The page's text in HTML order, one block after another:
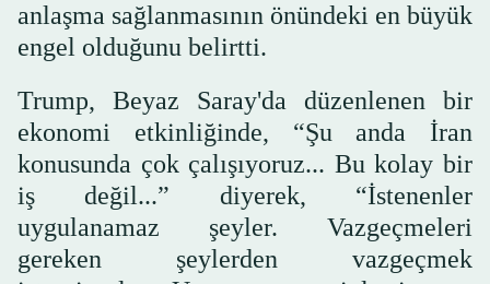
anlaşma sağlanmasının önündeki en büyük
engel olduğunu belirtti.
Trump, Beyaz Saray'da düzenlenen bir
ekonomi etkinliğinde, “Şu anda İran
konusunda çok çalışıyoruz... Bu kolay bir
iş değil...” diyerek, “İstenenler
uygulanamaz şeyler. Vazgeçmeleri
gereken şeylerden vazgeçmek